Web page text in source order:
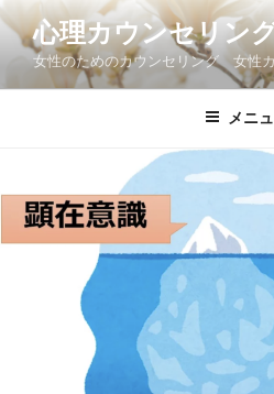
コ
ン
ン
キ
プ
心理カウンセリン
女性のためのカウンセリング 女性
メニ